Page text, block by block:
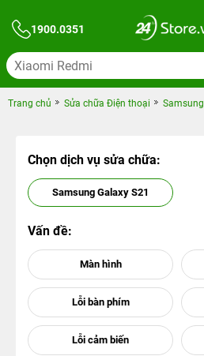
1900.0351
Trang chủ Sửa chữa Điện thoại Samsung
Chọn dịch vụ sửa chữa:
Samsung Galaxy S21
Vấn đề: